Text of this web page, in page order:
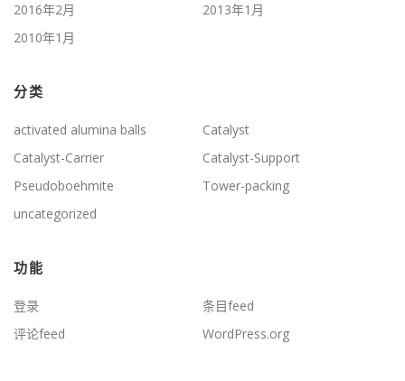
2016年2月
2013年1月
2010年1月
分类
activated alumina balls
Catalyst
Catalyst-Carrier
Catalyst-Support
Pseudoboehmite
Tower-packing
uncategorized
功能
登录
条目feed
评论feed
WordPress.org